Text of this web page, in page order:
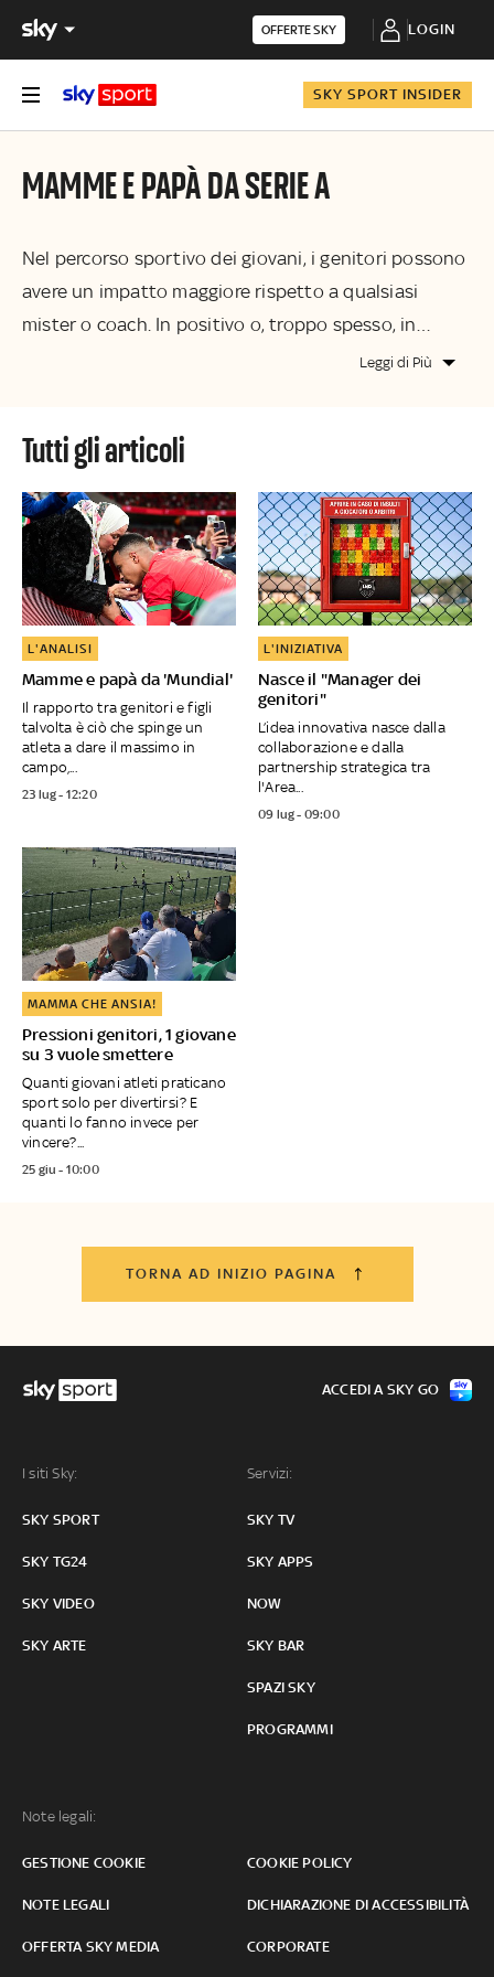
OFFERTE SKY LOGIN
SKY SPORT INSIDER
MAMME E PAPÀ DA SERIE A
Nel percorso sportivo dei giovani, i genitori possono
avere un impatto maggiore rispetto a qualsiasi
mister o coach. In positivo o, troppo spesso, in
negativo. Chi si occupa della loro formazione?
talento, creare un clima di fair play nello sport
giovanile. Storie, approfondimenti, buone pratiche,
indagini, consigli: per loro, per i Club, per le
Federazioni.
Leggi di Più
tutti gli articoli
Mamme e papà da 'Mundial'
L'ANALISI
Il rapporto tra genitori e figli
talvolta è ciò che spinge un
atleta a dare il massimo in
campo,...
23 lug - 12:20
Nasce il "Manager dei
genitori"
L'INIZIATIVA
L’idea innovativa nasce dalla
collaborazione e dalla
partnership strategica tra
l'Area...
09 lug - 09:00
Pressioni genitori, 1 giovane
su 3 vuole smettere
MAMMA CHE ANSIA!
Quanti giovani atleti praticano
sport solo per divertirsi? E
quanti lo fanno invece per
vincere?...
25 giu - 10:00
TORNA AD INIZIO PAGINA
I siti Sky:
SKY SPORT
SKY TG24
SKY VIDEO
SKY ARTE
Servizi:
SKY TV
SKY APPS
NOW
SKY BAR
SPAZI SKY
PROGRAMMI
Note legali:
GESTIONE COOKIE COOKIE POLICY
NOTE LEGALI DICHIARAZIONE DI ACCESSIBILITÀ
OFFERTA SKY MEDIA CORPORATE
ACCEDI A SKY GO